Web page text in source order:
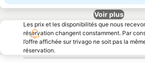
Voir plus
Les prix et les disponibilités que nous
réservation changent constamment. Par
l’offre affichée sur trivago ne soit pas la
réservation.